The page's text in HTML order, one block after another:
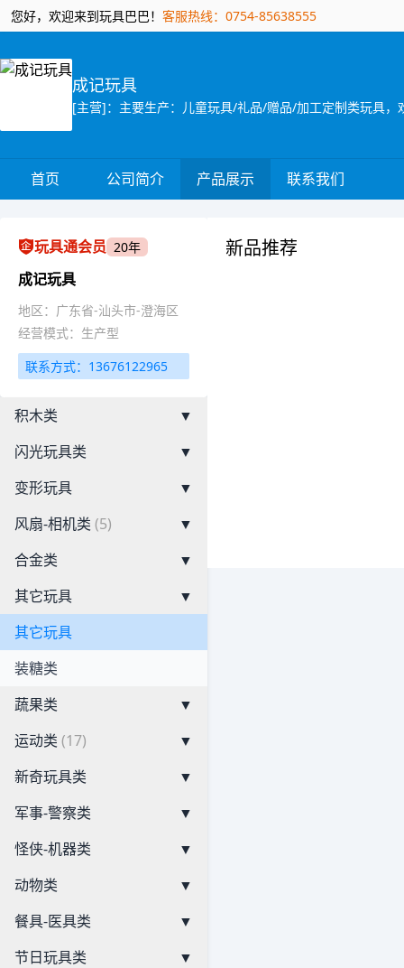
您好，欢迎来到玩具巴巴！ 客服热线：0754-85638555
成记玩具
首页 公司简介 产品展示 联系我们
玩具通会员 20年
成记玩具
地区：广东省-汕头市-澄海区
经营模式：生产型
联系方式：13676122965
积木类
▼
闪光玩具类
▼
变形玩具
▼
风扇-相机类 (5)
▼
合金类
▼
其它玩具
▼
其它玩具
装糖类
蔬果类
▼
运动类 (17)
▼
新奇玩具类
▼
军事-警察类
▼
怪侠-机器类
▼
动物类
▼
餐具-医具类
▼
节日玩具类
▼
新品推荐